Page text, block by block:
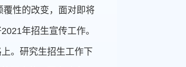
性的改变，面对即将
年招生宣传工作。
。研究生招生工作下